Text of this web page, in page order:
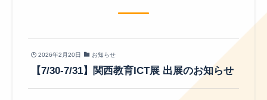
2026年2月20日 お知らせ
【7/30-7/31】関西教育ICT展 出展のお知らせ